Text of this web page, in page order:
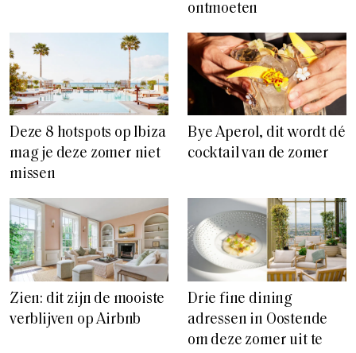
ontmoeten
Deze 8 hotspots op Ibiza
mag je deze zomer niet
missen
Bye Aperol, dit wordt dé
cocktail van de zomer
Zien: dit zijn de mooiste
verblijven op Airbnb
Drie fine dining
adressen in Oostende
om deze zomer uit te